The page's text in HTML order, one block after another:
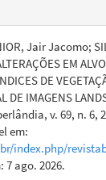
Jair Jacomo;
EM
DE
DE IMAGENS
v. 69, n. 6,
em:
index.php/
7 ago. 2026.